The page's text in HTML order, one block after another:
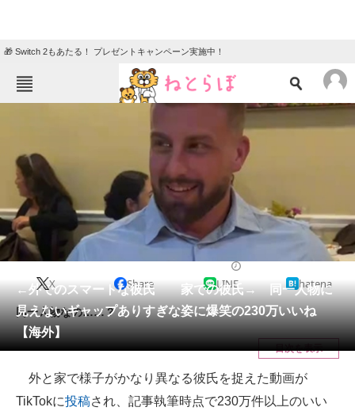
🎁 Switch 2もあたる！ プレゼントキャンペーン実施中！
エンタメ
グルメ 地域
住まい 教育・育児
動物 リサーチ
会員記事
メディア
注目記事を集めた総合ページ
ITの今と未来を見通す
←外でのスマートな彼氏 家での彼氏→ 同一人物に
見えないギャップありすぎな姿に爆笑の230万いいね
【海外】
X Share LINE hatena
同一人物なの……？
目次を表示
外と家で様子がかなり異なる彼氏を捉えた動画が
TikTokに投稿され、記事執筆時点で230万件以上のいい